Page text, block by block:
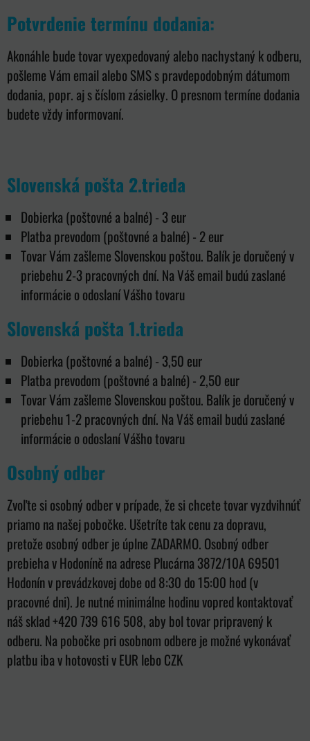
Potvrdenie termínu dodania:
Akonáhle bude tovar vyexpedovaný alebo nachystaný k odberu,
pošleme Vám email alebo SMS s pravdepodobným dátumom
dodania, popr. aj s číslom zásielky. O presnom termíne dodania
budete vždy informovaní.
Slovenská pošta 2.trieda
Dobierka (poštovné a balné) - 3 eur
Platba prevodom (poštovné a balné) - 2 eur
Tovar Vám zašleme Slovenskou poštou. Balík je doručený v
priebehu 2-3 pracovných dní. Na Váš email budú zaslané
informácie o odoslaní Vášho tovaru
Slovenská pošta 1.trieda
Dobierka (poštovné a balné) - 3,50 eur
Platba prevodom (poštovné a balné) - 2,50 eur
Tovar Vám zašleme Slovenskou poštou. Balík je doručený v
priebehu 1-2 pracovných dní. Na Váš email budú zaslané
informácie o odoslaní Vášho tovaru
Osobný odber
Zvoľte si osobný odber v prípade, že si chcete tovar vyzdvihnúť
priamo na našej pobočke. Ušetríte tak cenu za dopravu,
pretože osobný odber je úplne ZADARMO. Osobný odber
prebieha v Hodoníně na adrese Plucárna 3872/10A 69501
Hodonín v prevádzkovej dobe od 8:30 do 15:00 hod (v
pracovné dni). Je nutné minimálne hodinu vopred kontaktovať
náš sklad +420 739 616 508, aby bol tovar pripravený k
odberu. Na pobočke pri osobnom odbere je možné vykonávať
platbu iba v hotovosti v EUR lebo CZK